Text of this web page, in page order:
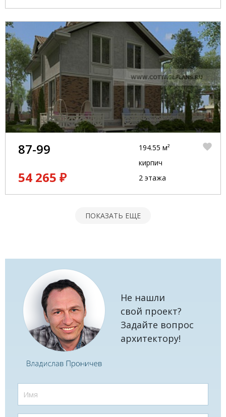
87-99
54 265 ₽
194.55 м²
кирпич
2 этажа
ПОКАЗАТЬ ЕЩЕ
Не нашли
свой проект?
Задайте вопрос
архитектору!